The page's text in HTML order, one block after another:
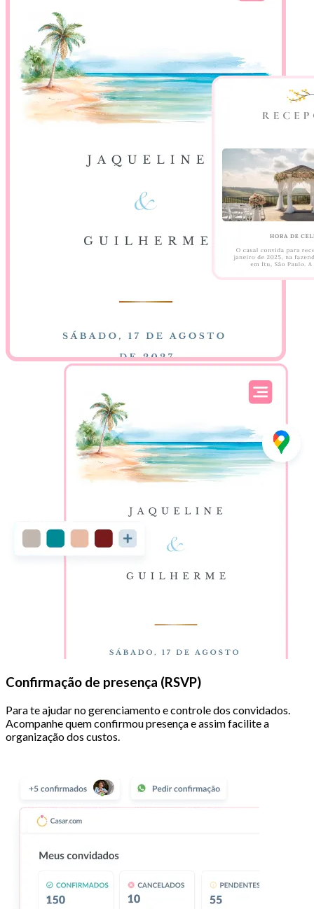
Confirmação de presença (RSVP)
Para te ajudar no gerenciamento e controle dos convidados.
Acompanhe quem confirmou presença e assim facilite a
organização dos custos.